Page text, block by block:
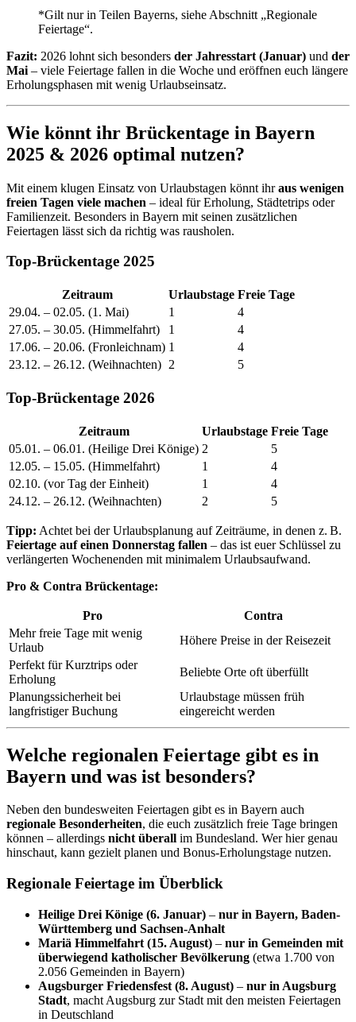
*Gilt nur in Teilen Bayerns, siehe Abschnitt „Regionale
Feiertage“.
Fazit: 2026 lohnt sich besonders der Jahresstart (Januar) und der
Mai – viele Feiertage fallen in die Woche und eröffnen euch längere
Erholungsphasen mit wenig Urlaubseinsatz.
Wie könnt ihr Brückentage in Bayern
2025 & 2026 optimal nutzen?
Mit einem klugen Einsatz von Urlaubstagen könnt ihraus wenigen
freien Tagen viele machen – ideal für Erholung, Städtetrips oder
Familienzeit. Besonders in Bayern mit seinen zusätzlichen
Feiertagen lässt sich da richtig was rausholen.
Top-Brückentage 2025
Zeitraum Urlaubstage Freie Tage
29.04. – 02.05. (1. Mai)
1
4
27.05. – 30.05. (Himmelfahrt)
1
4
17.06. – 20.06. (Fronleichnam) 1
4
23.12. – 26.12. (Weihnachten) 2 5
Top-Brückentage 2026
Zeitraum Urlaubstage Freie Tage
05.01. – 06.01. (Heilige Drei Könige) 2
5
12.05. – 15.05. (Himmelfahrt)
1
4
02.10. (vor Tag der Einheit)
1
4
24.12. – 26.12. (Weihnachten)
2 5
Tipp: Achtet bei der Urlaubsplanung auf Zeiträume, in denen z. B.
Feiertage auf einen Donnerstag fallen – das ist euer Schlüssel zu
verlängerten Wochenenden mit minimalem Urlaubsaufwand.
Pro & Contra Brückentage:
Pro
Contra
Mehr freie Tage mit wenig
Urlaub
Höhere Preise in der Reisezeit
Perfekt für Kurztrips oder
Erholung
Beliebte Orte oft überfüllt
Planungssicherheit bei
langfristiger Buchung
Urlaubstage müssen früh
eingereicht werden
Welche regionalen Feiertage gibt es in
Bayern und was ist besonders?
Neben den bundesweiten Feiertagen gibt es in Bayern auch
regionale Besonderheiten, die euch zusätzlich freie Tage bringen
können – allerdings nicht überall im Bundesland. Wer hier genau
hinschaut, kann gezielt planen und Bonus-Erholungstage nutzen.
Regionale Feiertage im Überblick
Heilige Drei Könige (6. Januar) – nur in Bayern, Baden-
Württemberg und Sachsen-Anhalt
Mariä Himmelfahrt (15. August) – nur in Gemeinden mit
überwiegend katholischer Bevölkerung (etwa 1.700 von
2.056 Gemeinden in Bayern)
Augsburger Friedensfest (8. August) – nur in Augsburg
Stadt, macht Augsburg zur Stadt mit den meisten Feiertagen
in Deutschland